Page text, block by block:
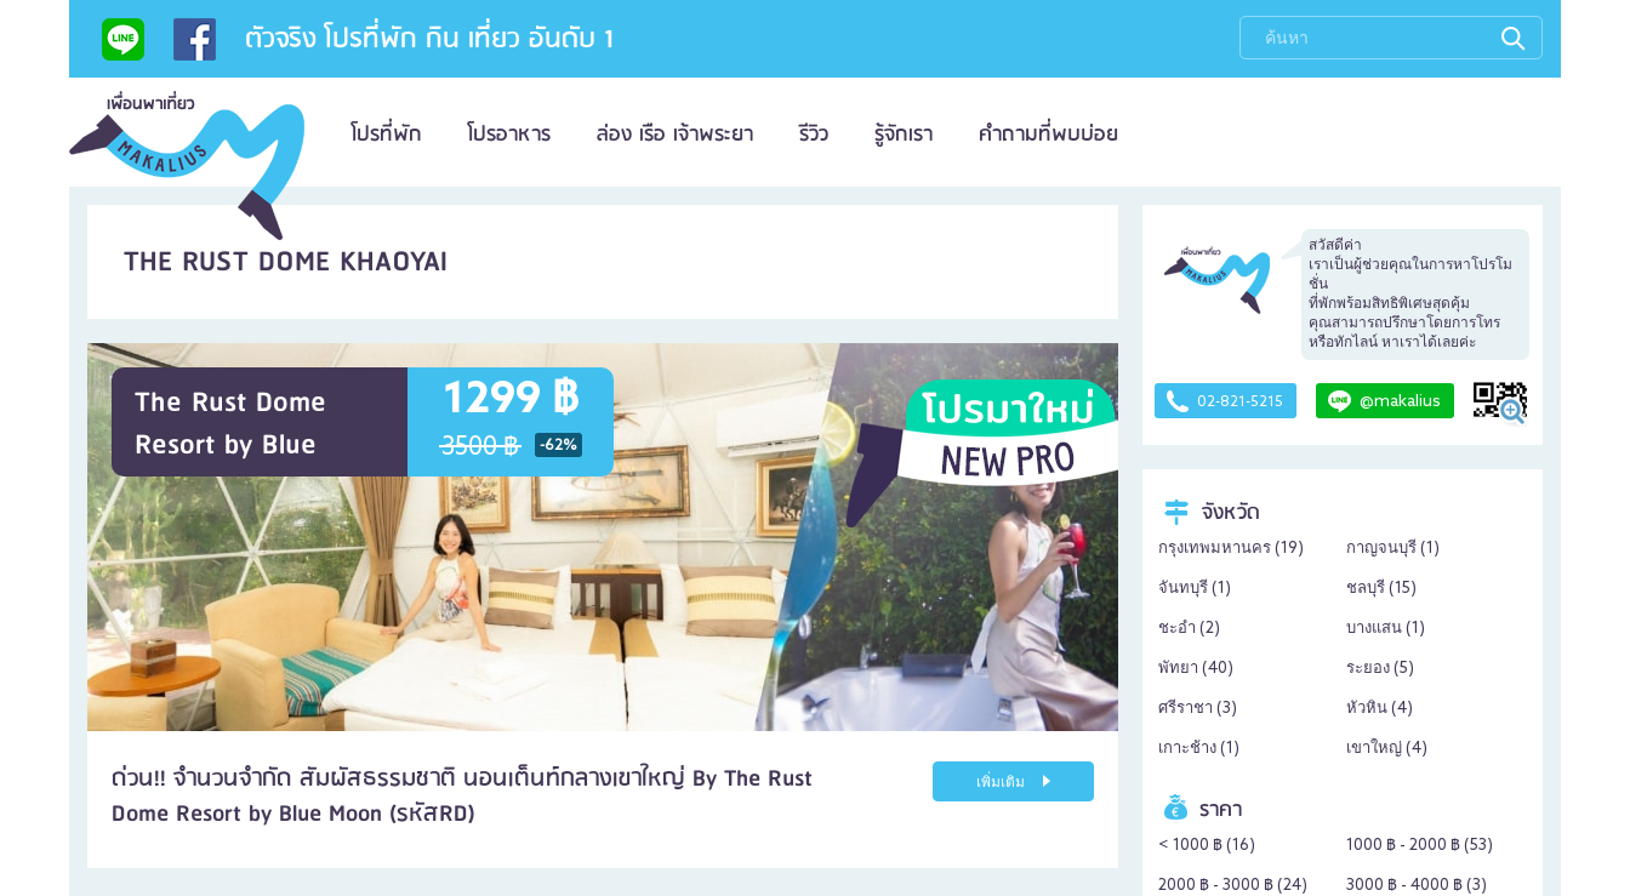
ตัวจริง โปรที่พัก กิน เที่ยว อันดับ 1
โปรที่พัก โปรอาหาร ล่อง เรือ เจ้าพระยา รีวิว รู้จักเรา คำถามที่พบบ่อย
THE RUST DOME KHAOYAI
The Rust Dome
Resort by Blue
Moon,เขาใหญ่
1299 ฿
3500 ฿ -62%
ด่วน!! จำนวนจำกัด สัมผัสธรรมชาติ นอนเต็นท์กลางเขาใหญ่ By The Rust
Dome Resort by Blue Moon (รหัสRD)
เพิ่มเติม
สวัสดีค่า
เราเป็นผู้ช่วยคุณในการหาโปรโม
ชั่น
ที่พักพร้อมสิทธิพิเศษสุดคุ้ม
คุณสามารถปรึกษาโดยการโทร
หรือทักไลน์ หาเราได้เลยค่ะ
02-821-5215 @makalius
จังหวัด
กรุงเทพมหานคร (19) กาญจนบุรี (1 )
จันทบุรี (1 ) ชลบุรี (15)
ชะอำ (2) บางแสน (1 )
พัทยา (40) ระยอง (5)
ศรีราชา (3) หัวหิน (4)
เกาะช้าง (1 ) เขาใหญ่ (4)
ราคา
< 1000 ฿ (16) 1000 ฿ - 2000 ฿ (53)
2000 ฿ - 3000 ฿ (24) 3000 ฿ - 4000 ฿ (3)